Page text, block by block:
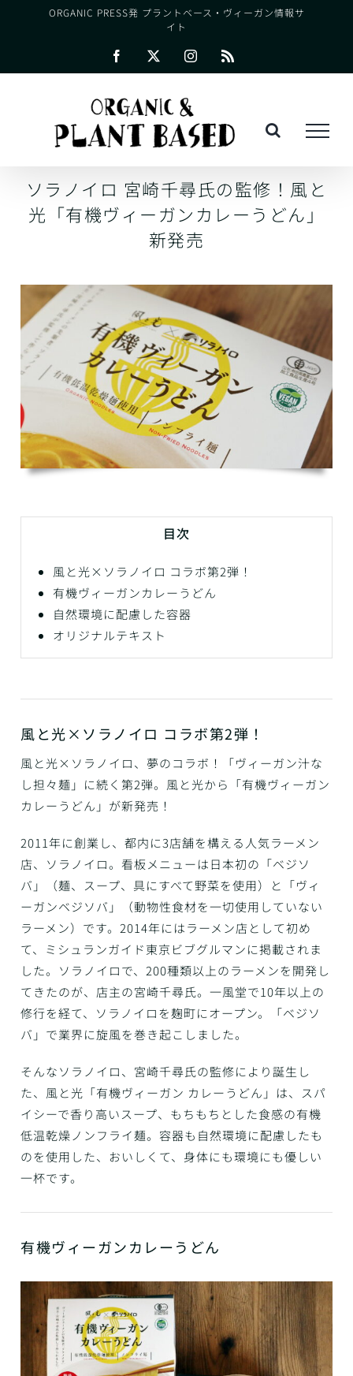
ORGANIC PRESS発 プラントベース・ヴィーガン情報サ
イト
Facebook Instagram
ソラノイロ 宮崎千尋氏の監修！風と
光「有機ヴィーガンカレーうどん」
新発売
目次
風と光×ソラノイロ コラボ第2弾！
有機ヴィーガンカレーうどん
自然環境に配慮した容器
オリジナルテキスト
風と光×ソラノイロ コラボ第2弾！
風と光×ソラノイロ、夢のコラボ！「ヴィーガン汁な
し担々麺」に続く第2弾。風と光から「有機ヴィーガン
カレーうどん」が新発売！
2011年に創業し、都内に3店舗を構える人気ラーメン
店、ソラノイロ。看板メニューは日本初の「ベジソ
バ」（麺、スープ、具にすべて野菜を使用）と「ヴィ
ーガンベジソバ」（動物性食材を一切使用していない
ラーメン）です。2014年にはラーメン店として初め
て、ミシュランガイド東京ビブグルマンに掲載されま
した。ソラノイロで、200種類以上のラーメンを開発し
てきたのが、店主の宮崎千尋氏。一風堂で10年以上の
修行を経て、ソラノイロを麹町にオープン。「ベジソ
バ」で業界に旋風を巻き起こしました。
そんなソラノイロ、宮崎千尋氏の監修により誕生し
た、風と光「有機ヴィーガン カレーうどん」は、スパ
イシーで香り高いスープ、もちもちとした食感の有機
低温乾燥ノンフライ麺。容器も自然環境に配慮したも
のを使用した、おいしくて、身体にも環境にも優しい
一杯です。
有機ヴィーガンカレーうどん